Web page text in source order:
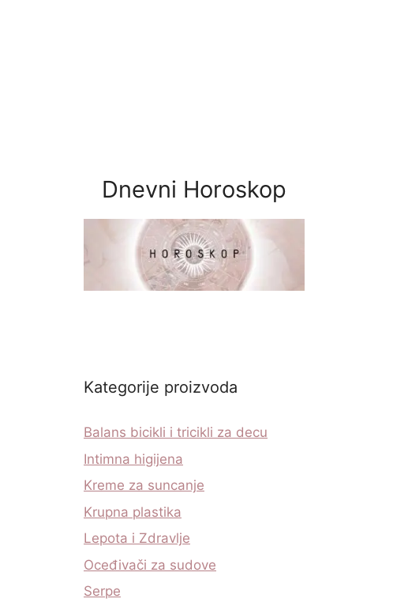
Dnevni Horoskop
Kategorije proizvoda
Balans bicikli i tricikli za decu
Intimna higijena
Kreme za suncanje
Krupna plastika
Lepota i Zdravlje
Oceđivači za sudove
Serpe